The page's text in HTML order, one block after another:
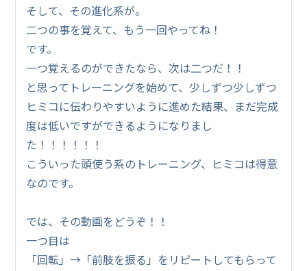
そして、その進化系が。
二つの事を覚えて、もう一回やってね！
です。
一つ覚えるのができたなら、次は二つだ！！
と思ってトレーニングを始めて、少しずつ少しずつ
ヒミコに伝わりやすいように進めた結果、まだ完成
度は低いですができるようになりまし
た！！！！！！
こういった頭使う系のトレーニング、ヒミコは得意
なのです。
では、その動画をどうぞ！！
一つ目は
「回転」→「前肢を振る」をリピートしてもらって